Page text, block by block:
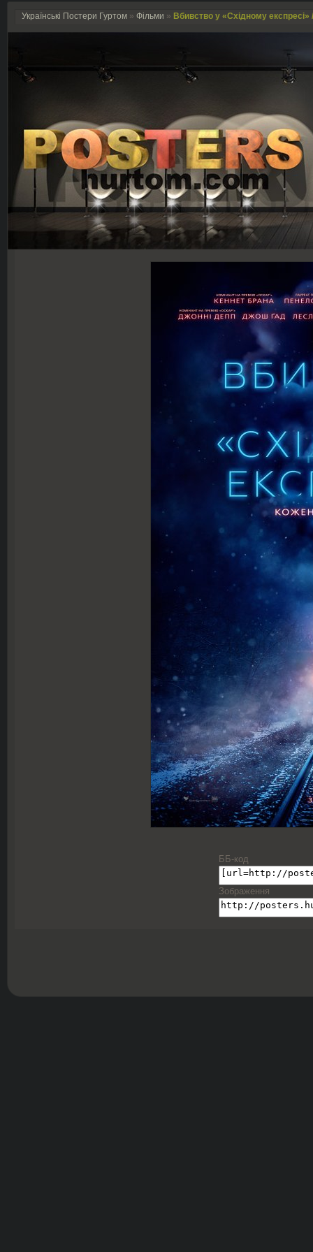
Українські Постери Гуртом » Фільми » Вбивство у «Східному
ББ-код
Зображення